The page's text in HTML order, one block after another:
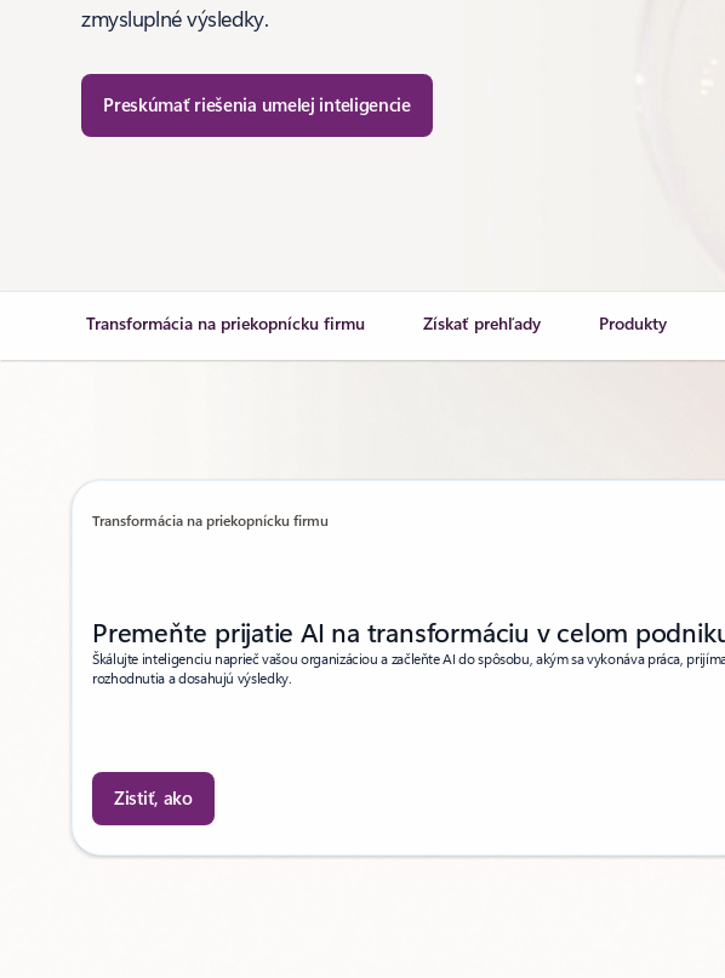
zmysluplné výsledky.
Preskúmať riešenia umelej inteligencie
Transformácia na priekopnícku firmu Získať prehľady Produkty
Transformácia na priekopnícku firmu
Premeňte prijatie AI na transformáciu v celom
Škálujte inteligenciu naprieč vašou organizáciou a začleňte AI do spôsobu, akým sa vykonáva práca,
rozhodnutia a dosahujú výsledky.
Zistiť, ako